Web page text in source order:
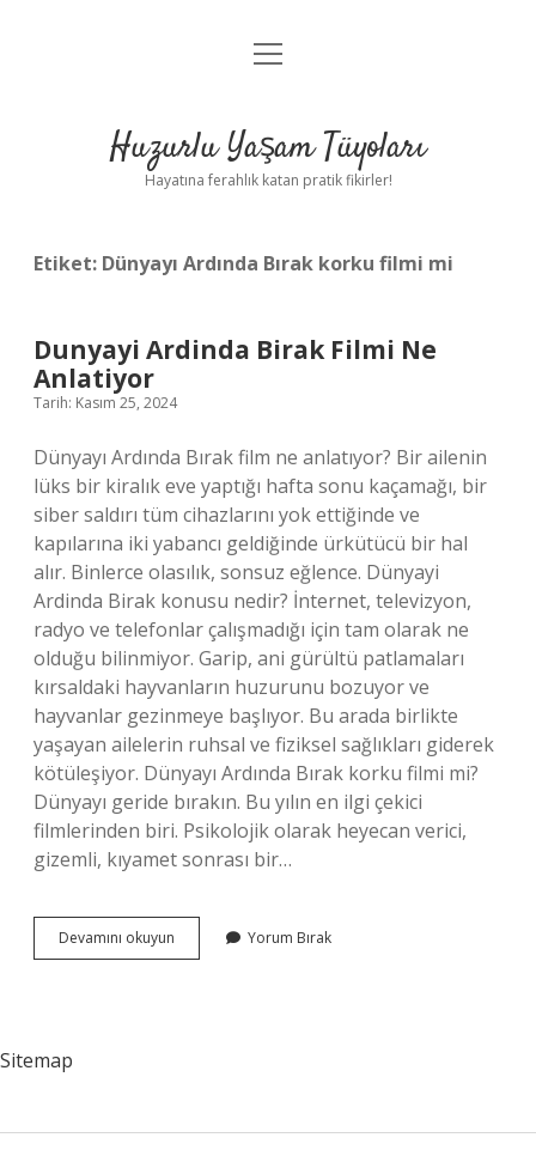
Anasayfa
Yasal Uyarı
menüyü
Huzurlu Yaşam Tüyoları
Hayatına ferahlık katan pratik fikirler!
Etiket: Dünyayı Ardında Bırak korku filmi mi
Dunyayi Ardinda Birak Filmi Ne
Anlatiyor
Tarih: Kasım 25, 2024
Dünyayı Ardında Bırak film ne anlatıyor? Bir ailenin
lüks bir kiralık eve yaptığı hafta sonu kaçamağı, bir
siber saldırı tüm cihazlarını yok ettiğinde ve
kapılarına iki yabancı geldiğinde ürkütücü bir hal
alır. Binlerce olasılık, sonsuz eğlence. Dünyayi
Ardinda Birak konusu nedir? İnternet, televizyon,
radyo ve telefonlar çalışmadığı için tam olarak ne
olduğu bilinmiyor. Garip, ani gürültü patlamaları
kırsaldaki hayvanların huzurunu bozuyor ve
hayvanlar gezinmeye başlıyor. Bu arada birlikte
yaşayan ailelerin ruhsal ve fiziksel sağlıkları giderek
kötüleşiyor. Dünyayı Ardında Bırak korku filmi mi?
Dünyayı geride bırakın. Bu yılın en ilgi çekici
filmlerinden biri. Psikolojik olarak heyecan verici,
gizemli, kıyamet sonrası bir…
Devamını okuyun Dunyayi
Ardinda
Yorum Bırak
Sitemap